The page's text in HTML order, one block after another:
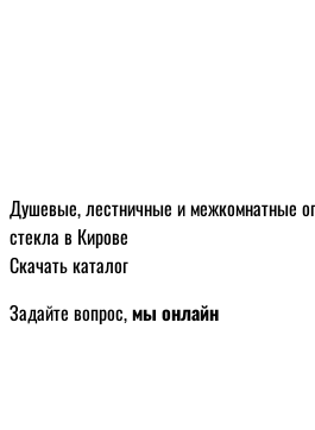
Душевые, лестничные и межкомнатные
стекла в Кирове
Скачать каталог
Задайте вопрос,мы онлайн